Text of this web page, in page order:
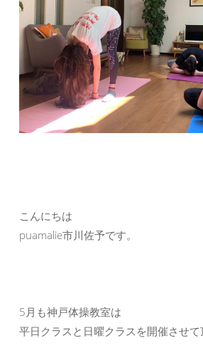
こんにちは
puamalie市川佐予です。
5月も神戸体操教室は
平日クラスと日曜クラスを開催させて